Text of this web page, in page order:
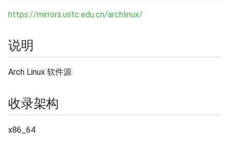
搜
引
擎
相关链接
Rubygems
Rust Toolchain 反向代理
Stackage
Docker CE
Emacs ELPA
Flathub 缓存
https://mirrors.ustc.edu.cn/archlinux/
说明
Arch Linux 软件源
收录架构
x86_64